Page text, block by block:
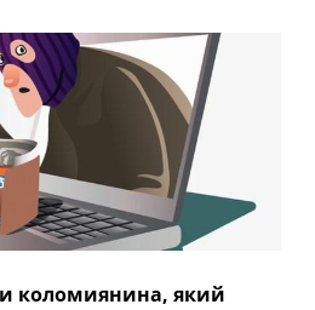
коломиянина, який